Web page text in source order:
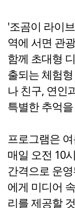
'조곰이 라이
역에 서면 관
함께 초대형
출되는 체험
나 친구, 연인
특별한 추억
프로그램은
매일 오전 10
간격으로 운
에게 미디어
리를 제공할